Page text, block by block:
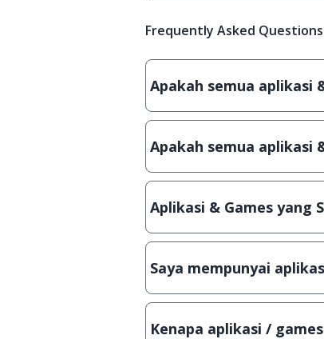
Frequently Asked Questions
Apakah semua aplikasi
Ya, JalanTikus hanya
Apakah semua aplikasi
Ya, JalanTikus selalu
Aplikasi & Games yang
Meskipun dibagikan secara
Saya mempunyai
Tentu saja bisa. Silahkan
Kenapa aplikasi /